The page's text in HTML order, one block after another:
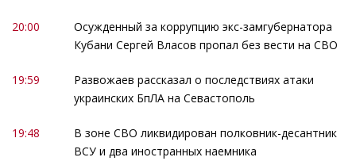
20:00
Осужденный за коррупцию экс-замгубернатора
Кубани Сергей Власов пропал без вести на СВО
19:59
Развожаев рассказал о последствиях атаки
украинских БпЛА на Севастополь
19:48
В зоне СВО ликвидирован полковник-десантник
ВСУ и два иностранных наемника